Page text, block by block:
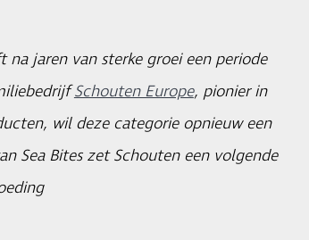
na jaren van sterke groei een periode
Schouten Europe, pionier in
wil deze categorie opnieuw een
Sea Bites zet Schouten een volgende